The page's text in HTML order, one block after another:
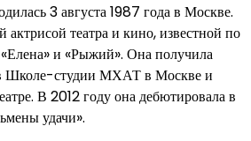
3 августа 1987 года в Москве.
актрисой театра и кино, известной по
и «Рыжий». Она получила
в Школе-студии МХАТ в Москве и
В 2012 году она дебютировала в
удачи».